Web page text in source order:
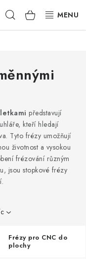
Hledat NÁKUPNÍ
KOŠÍK
představují
kteří hledají
Tyto frézy umožňují
životnost a vysokou
frézování různým
jsou stopkové frézy
Frézy pro CNC do
plochy